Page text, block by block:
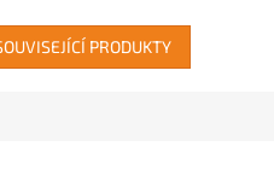
PRODUKTY